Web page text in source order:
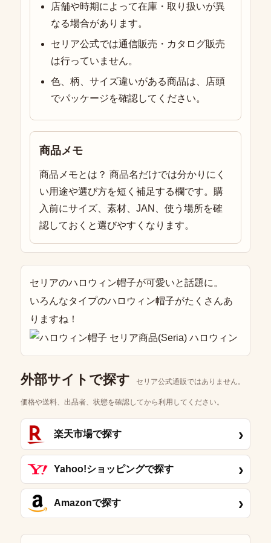
店舗や時期によって在庫・取り扱いが異
なる場合があります。
セリア公式では通信販売・カタログ販売
は行っていません。
色、柄、サイズ違いがある商品は、店頭
でパッケージを確認してください。
商品メモ
商品メモとは？ 商品名だけでは分かりにく
い用途や選び方を短く補足する欄です。購
入前にサイズ、素材、JAN、使う場所を確
認しておくと選びやすくなります。
セリアのハロウィン帽子が可愛いと話題に。
いろんなタイプのハロウィン帽子がたくさんあ
りますね！
外部サイトで探す セリア公式通販ではありません。
価格や送料、出品者、状態を確認してから利用してください。
楽天市場で探す ›
Yahoo!ショッピングで探す ›
Amazonで探す ›